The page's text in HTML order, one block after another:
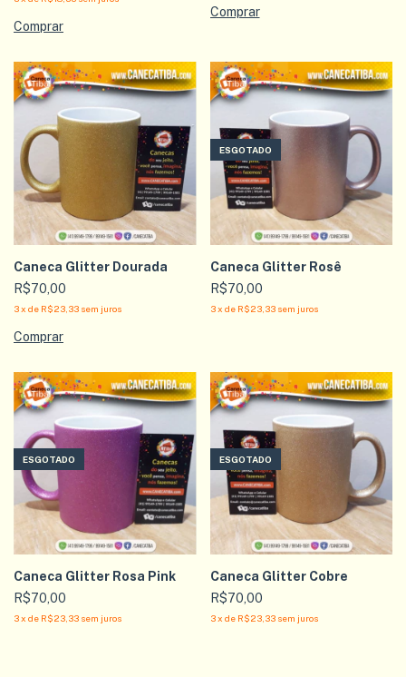
Caneca Glitter Dourada
R$70,00
3x de R$23,33 sem juros
ESGOTADO
Caneca Glitter Rosê
R$70,00
3 x de R$23,33 sem juros
ESGOTADO
Caneca Glitter Rosa Pink
R$70,00
3x de R$23,33 sem juros
ESGOTADO
Caneca Glitter Cobre
R$70,00
3 x de R$23,33 sem juros